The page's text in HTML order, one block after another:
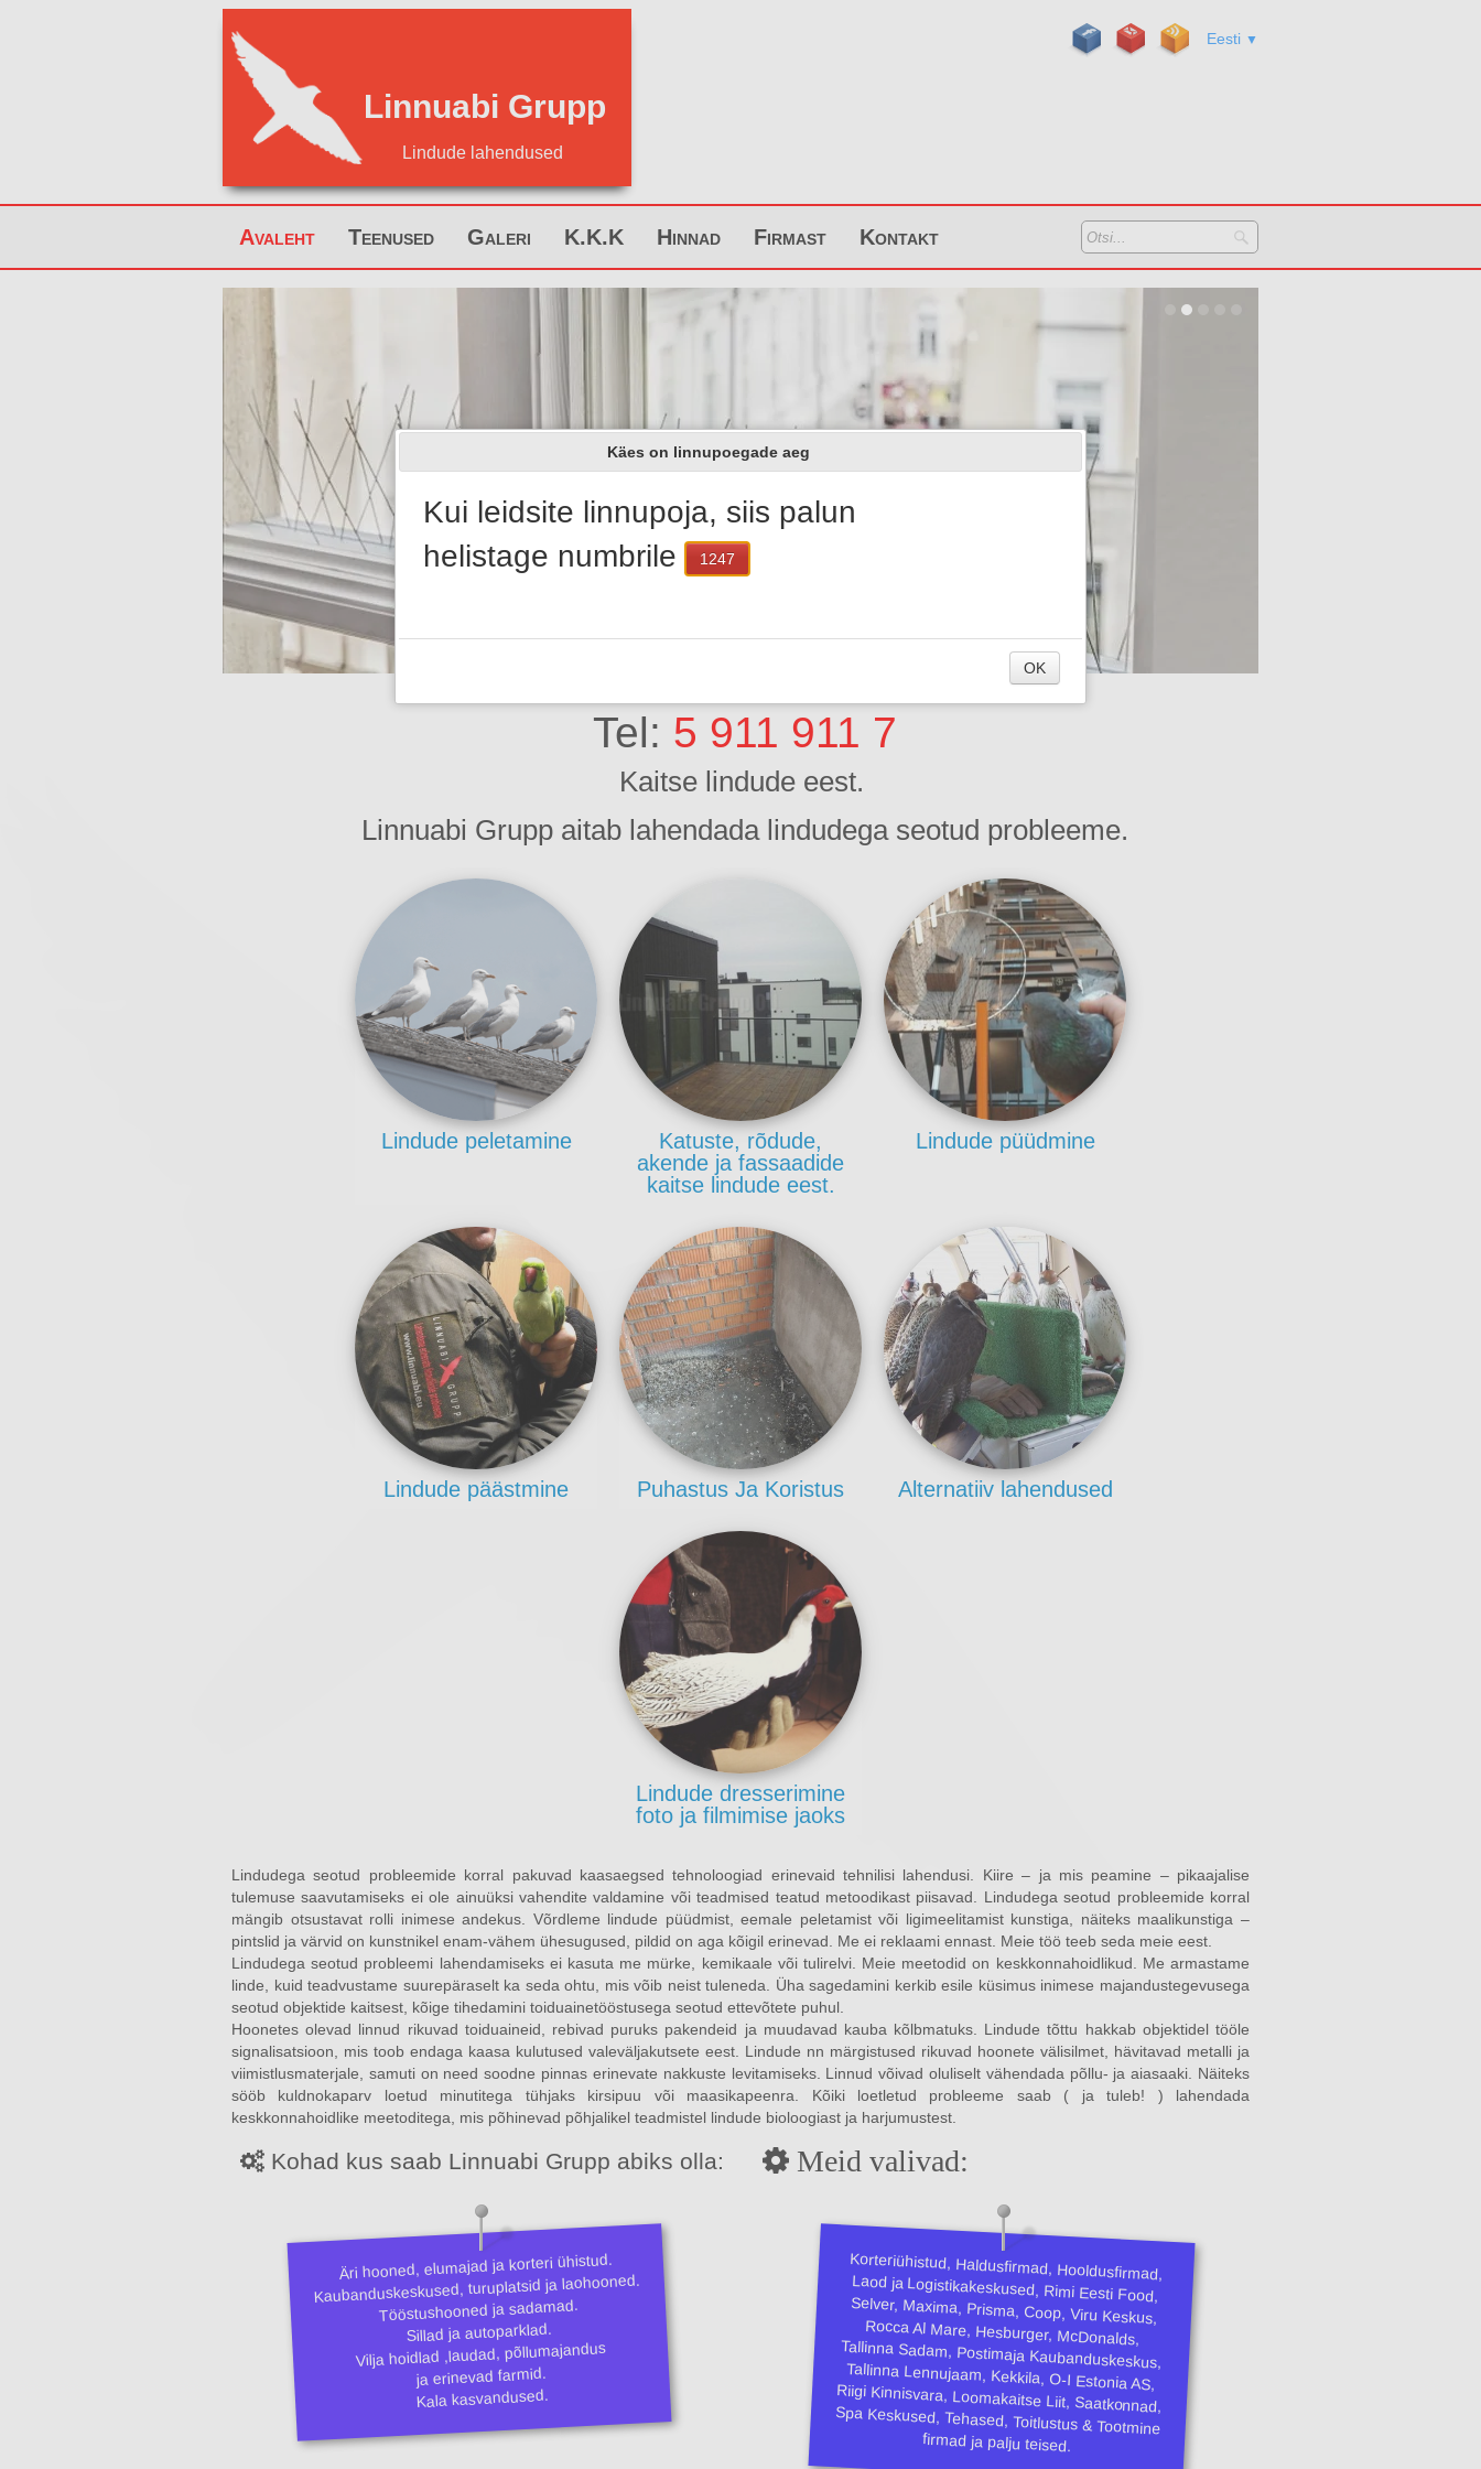
Linnuabi Grupp
Lindude lahendused
Eesti ▼
Avaleht Teenused Galeri K.K.K Hinnad Firmast Kontakt
Tel: 5 911 911 7
Kaitse lindude eest.
Linnuabi Grupp aitab lahendada lindudega seotud probleeme.
Lindude peletamine
Katuste, rõdude,
akende ja fassaadide
kaitse lindude eest.
Lindude püüdmine
Lindude päästmine Puhastus Ja Koristus Alternatiiv lahendused
Lindude dresserimine
foto ja filmimise jaoks
Lindudega seotud probleemide korral pakuvad kaasaegsed tehnoloogiad erinevaid tehnilisi lahendusi. Kiire – ja mis peamine – pikaajalise
tulemuse saavutamiseks ei ole ainuüksi vahendite valdamine või teadmised teatud metoodikast piisavad. Lindudega seotud probleemide korral
mängib otsustavat rolli inimese andekus. Võrdleme lindude püüdmist, eemale peletamist või ligimeelitamist kunstiga, näiteks maalikunstiga –
pintslid ja värvid on kunstnikel enam-vähem ühesugused, pildid on aga kõigil erinevad. Me ei reklaami ennast. Meie töö teeb seda meie eest.
Lindudega seotud probleemi lahendamiseks ei kasuta me mürke, kemikaale või tulirelvi. Meie meetodid on keskkonnahoidlikud. Me armastame
linde, kuid teadvustame suurepäraselt ka seda ohtu, mis võib neist tuleneda. Üha sagedamini kerkib esile küsimus inimese majandustegevusega
seotud objektide kaitsest, kõige tihedamini toiduainetööstusega seotud ettevõtete puhul.
Hoonetes olevad linnud rikuvad toiduaineid, rebivad puruks pakendeid ja muudavad kauba kõlbmatuks. Lindude tõttu hakkab objektidel tööle
signalisatsioon, mis toob endaga kaasa kulutused valeväljakutsete eest. Lindude nn märgistused rikuvad hoonete välisilmet, hävitavad metalli ja
viimistlusmaterjale, samuti on need soodne pinnas erinevate nakkuste levitamiseks. Linnud võivad oluliselt vähendada põllu- ja aiasaaki. Näiteks
sööb kuldnokaparv loetud minutitega tühjaks kirsipuu või maasikapeenra. Kõiki loetletud probleeme saab ( ja tuleb! ) lahendada
keskkonnahoidlike meetoditega, mis põhinevad põhjalikel teadmistel lindude bioloogiast ja harjumustest.
Kohad kus saab Linnuabi Grupp abiks olla:
Äri hooned, elumajad ja korteri ühistud.
Kaubanduskeskused, turuplatsid ja laohooned.
Tööstushooned ja sadamad.
Sillad ja autoparklad.
Vilja hoidlad ,laudad, põllumajandus
ja erinevad farmid.
Kala kasvandused.
Meid valivad:
Korteriühistud, Haldusfirmad, Hooldusfirmad,
Laod ja Logistikakeskused, Rimi Eesti Food,
Selver, Maxima, Prisma, Coop, Viru Keskus,
Rocca Al Mare, Hesburger, McDonalds,
Tallinna Sadam, Postimaja Kaubanduskeskus,
Tallinna Lennujaam, Kekkila, O-I Estonia AS,
Riigi Kinnisvara, Loomakaitse Liit, Saatkonnad,
Spa Keskused, Tehased, Toitlustus & Tootmine
firmad ja palju teised.
Käes on linnupoegade aeg
Kui leidsite linnupoja, siis palun
helistage numbrile
1247
OK